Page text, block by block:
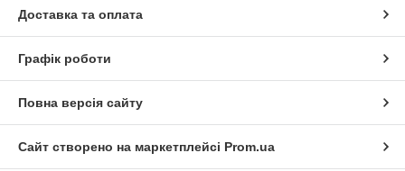
Доставка та оплата
Графік роботи
Повна версія сайту
Сайт створено на маркетплейсі Prom.ua